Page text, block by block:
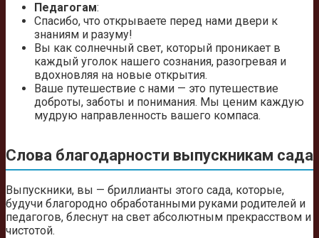
Педагогам:
Спасибо, что открываете перед нами двери к
знаниям и разуму!
Вы как солнечный свет, который проникает в
каждый уголок нашего сознания, разогревая и
вдохновляя на новые открытия.
Ваше путешествие с нами — это путешествие
доброты, заботы и понимания. Мы ценим каждую
мудрую направленность вашего компаса.
Слова благодарности выпускникам сада
Выпускники, вы — бриллианты этого сада, которые,
будучи благородно обработанными руками родителей и
педагогов, блеснут на свет абсолютным прекрасством и
чистотой.